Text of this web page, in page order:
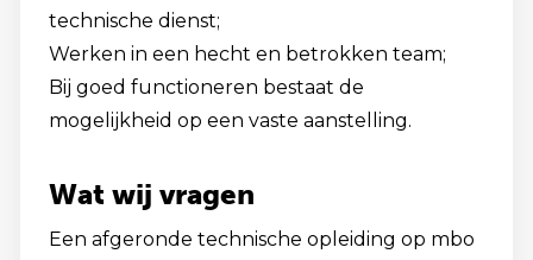
technische dienst;
Werken in een hecht en betrokken team;
Bij goed functioneren bestaat de
mogelijkheid op een vaste aanstelling.
Wat wij vragen
Een afgeronde technische opleiding op mbo